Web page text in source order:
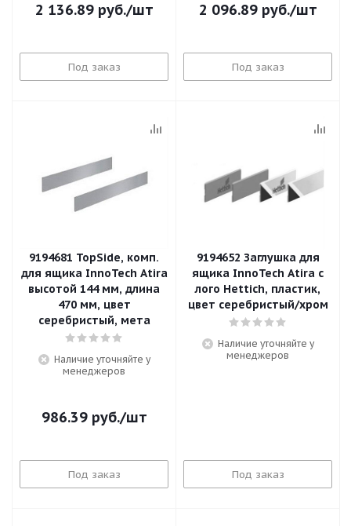
2 136.89руб./шт
Под заказ
2 096.89руб./шт
Под заказ
9194681 TopSide, комп.
для ящика InnoTech Atira
высотой 144 мм, длина
470 мм, цвет
серебристый, мета
Наличие уточняйте у
менеджеров
986.39руб./шт
Под заказ
9194652 Заглушка для
ящика InnoTech Atira с
лого Hettich, пластик,
цвет серебристый/хром
Наличие уточняйте у
менеджеров
Под заказ